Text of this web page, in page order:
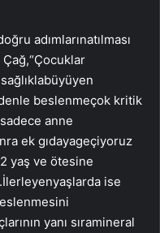
adımlarınatılması
Çağ,“Çocuklar
büyüyen
beslenmeçok kritik
sadece anne
ek gıdayageçiyoruz
2 yaş ve ötesine
İlerleyenyaşlarda ise
yanı sıramineral